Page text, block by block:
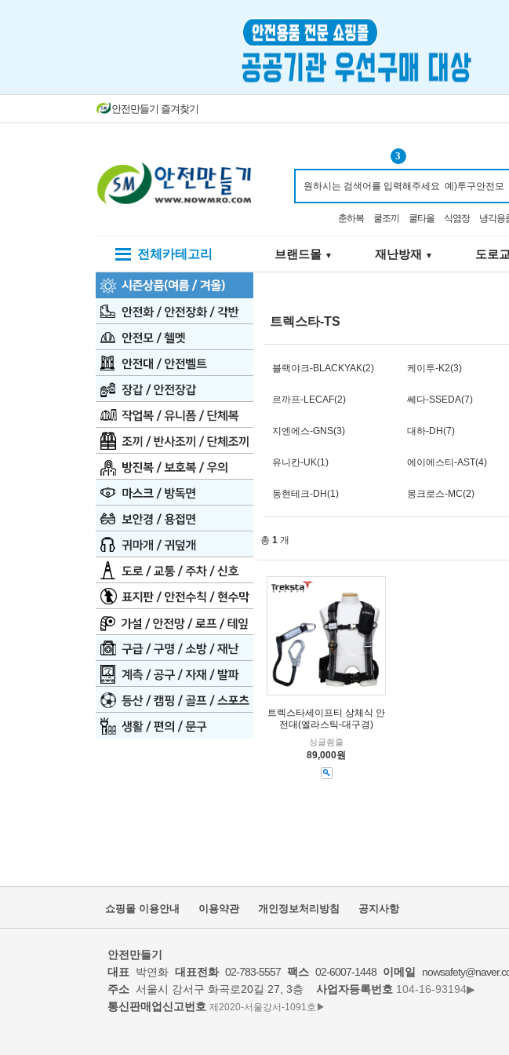
안전만들기 즐겨찾기
3
6
8
2
춘하복 쿨조끼 쿨타올 식염정 냉각용
전체카테고리 브랜드몰 ▼ 재난방재 ▼ 도로
트렉스타-TS
블랙야크-BLACKYAK(2) 케이투-K2(3)
르까프-LECAF(2) 쎄다-SSEDA(7)
지엔에스-GNS(3) 대하-DH(7)
유니칸-UK(1) 에이에스티-AST(4)
동현테크-DH(1) 몽크로스-MC(2)
총 1 개
트렉스타세이프티 상체식 안
전대(엘라스틱-대구경)
싱글죔줄
89,000원
쇼핑몰 이용안내 이용약관 개인정보처리방침 공지사항
안전만들기
대표 박연화 대표전화 02-783-5557 팩스 02-6007-1448 이메일
주소 서울시 강서구 화곡로20길 27, 3층 사업자등록번호 104-16-93194▶
통신판매업신고번호 제2020-서울강서-1091호▶